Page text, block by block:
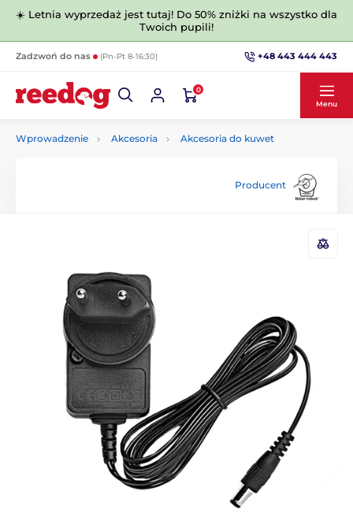
☀️ Letnia wyprzedaż jest tutaj! Do 50% zniżki na wszystko dla
Twoich pupili!
Zadzwoń do nas (Pn-Pt 8-16:30) +48 443 444 443
0
Menu
Wprowadzenie Akcesoria Akcesoria do kuwet
Producent